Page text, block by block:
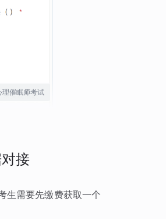
理催眠师考试
接
生需要先缴费获取一个